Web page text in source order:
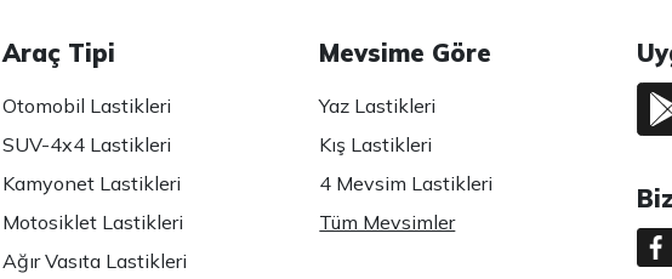
Araç Tipi
Otomobil Lastikleri
SUV-4x4 Lastikleri
Kamyonet Lastikleri
Motosiklet Lastikleri
Ağır Vasıta Lastikleri
Mevsime Göre
Yaz Lastikleri
Kış Lastikleri
4 Mevsim Lastikleri
Tüm Mevsimler